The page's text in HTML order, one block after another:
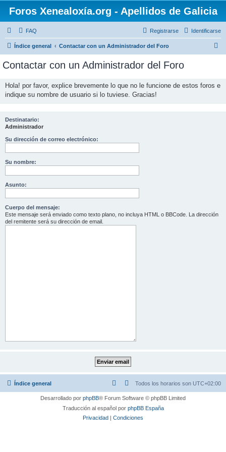
Foros Xenealoxía.org - Apellidos de Galicia
FAQ Identificarse
Registrarse
Índice general Contactar con un Administrador del Foro
Contactar con un Administrador del Foro
Hola! por favor, explice brevemente lo que no le funcione de estos foros e
indique su nombre de usuario si lo tuviese. Gracias!
Destinatario:
Administrador
Su dirección de correo electrónico:
Su nombre:
Asunto:
Cuerpo del mensaje:
Este mensaje será enviado como texto plano, no incluya HTML o BBCode. La dirección
del remitente será su dirección de email.
Índice general Todos los horarios son UTC+02:00
Desarrollado por phpBB® Forum Software © phpBB Limited
Traducción al español por phpBB España
Privacidad | Condiciones